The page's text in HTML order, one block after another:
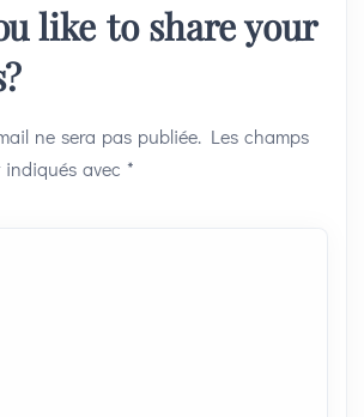
like to share your
ne sera pas publiée. Les champs
avec *